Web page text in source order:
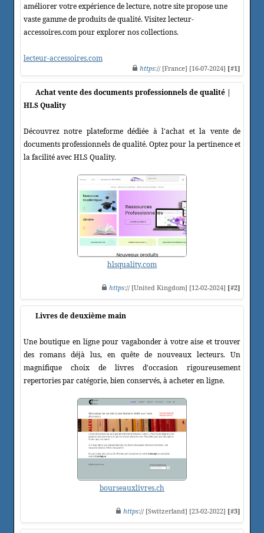
améliorer votre expérience de lecture, notre site propose une
vaste gamme de produits de qualité. Visitez lecteur-
accessoires.com pour explorer nos collections.
lecteur-accessoires.com
https:// [France] [16-07-2024] [#1]
Achat vente des documents professionnels de qualité |
HLS Quality
Découvrez notre plateforme dédiée à l'achat et la vente de
documents professionnels de qualité. Optez pour la pertinence et
la facilité avec HLS Quality.
hlsquality.com
https:// [United Kingdom] [12-02-2024] [#2]
Livres de deuxième main
Une boutique en ligne pour vagabonder à votre aise et trouver
des romans déjà lus, en quête de nouveaux lecteurs. Un
magnifique choix de livres d'occasion rigoureusement
repertories par catégorie, bien conservés, à acheter en ligne.
bourseauxlivres.ch
https:// [Switzerland] [23-02-2022] [#3]